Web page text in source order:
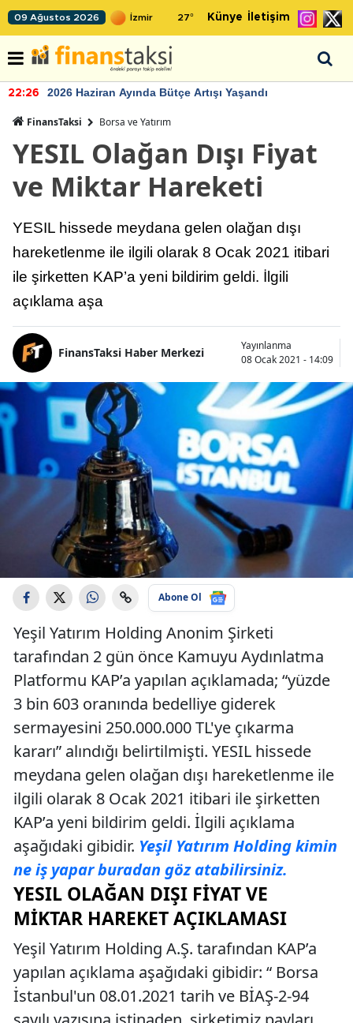
09 Ağustos 2026 27° Künye İletişim
22:26 2026 Haziran Ayında Bütçe Artışı Yaşandı
FinansTaksi Borsa ve Yatırım
YESIL Olağan Dışı Fiyat
ve Miktar Hareketi
YESIL hissede meydana gelen olağan dışı
hareketlenme ile ilgili olarak 8 Ocak 2021 itibari
ile şirketten KAP’a yeni bildirim geldi. İlgili
açıklama aşa
FinansTaksi Haber Merkezi
Yayınlanma
08 Ocak 2021 - 14:09
Abone Ol
Yeşil Yatırım Holding Anonim Şirketi
tarafından 2 gün önce Kamuyu Aydınlatma
Platformu KAP’a yapılan açıklamada; “yüzde
3 bin 603 oranında bedelliye giderek
sermayesini 250.000.000 TL'ye çıkarma
kararı” alındığı belirtilmişti. YESIL hissede
meydana gelen olağan dışı hareketlenme ile
ilgili olarak 8 Ocak 2021 itibari ile şirketten
KAP’a yeni bildirim geldi. İlgili açıklama
aşağıdaki gibidir. Yeşil Yatırım Holding kimin
ne iş yapar buradan göz atabilirsiniz.
YESIL OLAĞAN DIŞI FIYAT VE
MIKTAR HAREKET AÇIKLAMASI
Yeşil Yatırım Holding A.Ş. tarafından KAP’a
yapılan açıklama aşağıdaki gibidir: “ Borsa
İstanbul'un 08.01.2021 tarih ve BİAŞ-2-94